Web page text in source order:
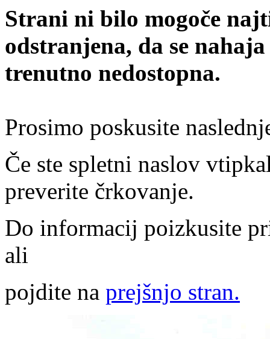
Strani ni bilo mogoče
odstranjena, da se
trenutno nedostopna.
Prosimo poskusite
Če ste spletni naslov
preverite črkovanje.
Do informacij poizkusite
ali
pojdite na prejšnjo stran.